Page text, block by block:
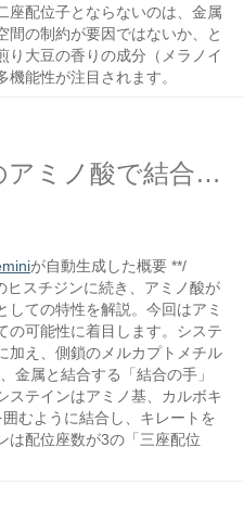
座配位子とならないのは、金属
間の制約が要因ではないか、と
り大豆の香りの成分（メラノイ
能性が注目されます。
キレート剤としてのアミノ酸で結合の手と成り得る基を探る
が自動生成した概要 **/
ヒスチジンに続き、アミノ酸が
ての特性を解説。今回はアミ
の可能性に着目します。システ
加え、側鎖のメルカプトメチル
金属と結合する「結合の手」
ステインはアミノ基、カルボキ
むように結合し、キレートを
は配位座数が3の「三座配位